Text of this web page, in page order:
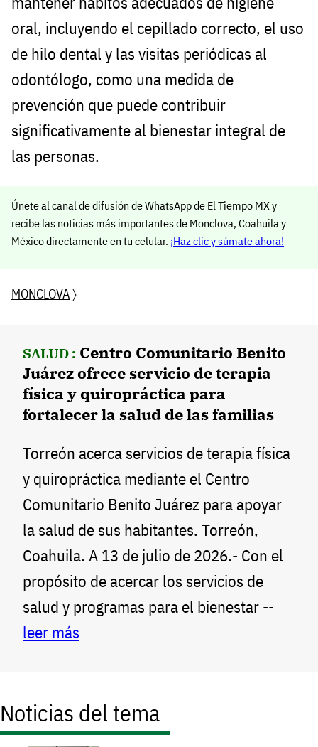
oral, incluyendo el cepillado correcto, el uso
de hilo dental y las visitas periódicas al
odontólogo, como una medida de
prevención que puede contribuir
significativamente al bienestar integral de
las personas.
Únete al canal de difusión de WhatsApp de El Tiempo MX y
recibe las noticias más importantes de Monclova, Coahuila y
México directamente en tu celular. ¡Haz clic y súmate ahora!
MONCLOVA〉
SALUD : Centro Comunitario Benito
Juárez ofrece servicio de terapia
física y quiropráctica para
fortalecer la salud de las familias
Torreón acerca servicios de terapia física
y quiropráctica mediante el Centro
Comunitario Benito Juárez para apoyar
la salud de sus habitantes. Torreón,
Coahuila. A 13 de julio de 2026.- Con el
propósito de acercar los servicios de
salud y programas para el bienestar --
leer más
Noticias del tema